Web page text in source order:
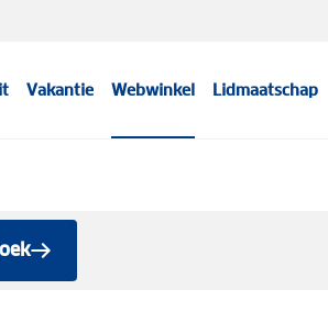
Vakantie Webwinkel Lidmaatschap